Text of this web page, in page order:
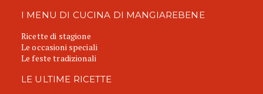
I MENU DI CUCINA DI MANGIAREBENE
Ricette di stagione
Le occasioni speciali
Le feste tradizionali
LE ULTIME RICETTE